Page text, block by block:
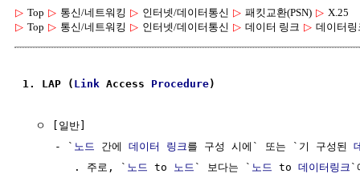
▷ Top ▷ 통신/네트워킹 ▷ 인터넷/데이터통신 ▷ 패킷교환(PSN) ▷ X.25
▷ Top ▷ 통신/네트워킹 ▷ 인터넷/데이터통신 ▷ 데이터 링크 ▷ 데이터
1. LAP ( Link Access Procedure)
  ㅇ [일반]
     - `
노드 간에 데이터 링크 를 구성 시에` 또는 `기 구성된
        . 주로, `
노드 to 노드 ` 보다는 ` 노드 to 데이터링크 `